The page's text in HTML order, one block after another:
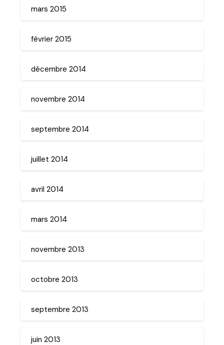
mars 2015
février 2015
décembre 2014
novembre 2014
septembre 2014
juillet 2014
avril 2014
mars 2014
novembre 2013
octobre 2013
septembre 2013
juin 2013